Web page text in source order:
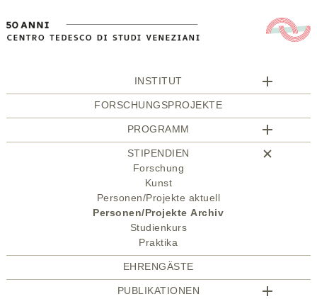
INSTITUT
FORSCHUNGSPROJEKTE
PROGRAMM
STIPENDIEN
Forschung
Kunst
Personen/Projekte aktuell
Personen/Projekte Archiv
Studienkurs
Praktika
EHRENGÄSTE
PUBLIKATIONEN